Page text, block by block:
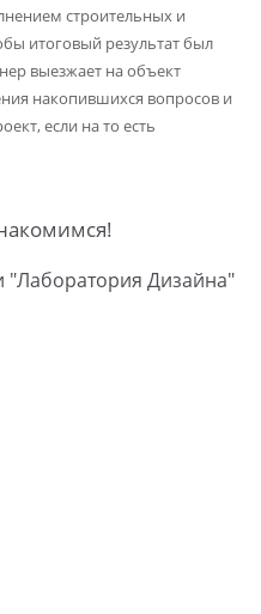
строительных и
итоговый результат был
выезжает на объект
накопившихся вопросов и
если на то есть
"Лаборатория Дизайна"